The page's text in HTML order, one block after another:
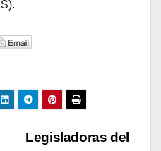
Legisladoras del